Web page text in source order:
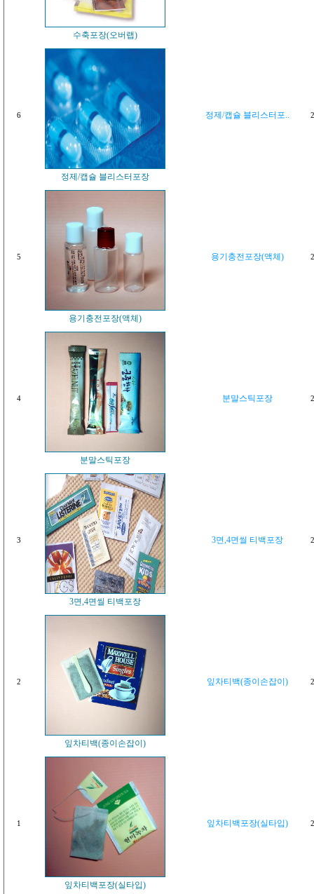
수축포장(오버랩)
6
정제/캡슐 블리스터포장
정제/캡슐 블리스터포..
5
용기충전포장(액체)
용기충전포장(액체)
4
분말스틱포장
분말스틱포장
3
3면,4면씰 티백포장
3면,4면씰 티백포장
2
잎차티백(종이손잡이)
잎차티백(종이손잡이)
1
잎차티백포장(실타입)
잎차티백포장(실타입)